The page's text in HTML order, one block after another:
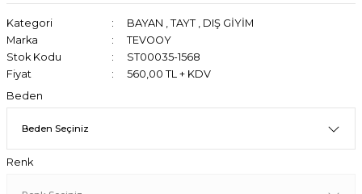
Kategori BAYAN , TAYT , DIŞ GİYİM
Marka
TEVOOY
Stok Kodu
ST00035-1568
Fiyat
560,00 TL + KDV
Beden
Renk